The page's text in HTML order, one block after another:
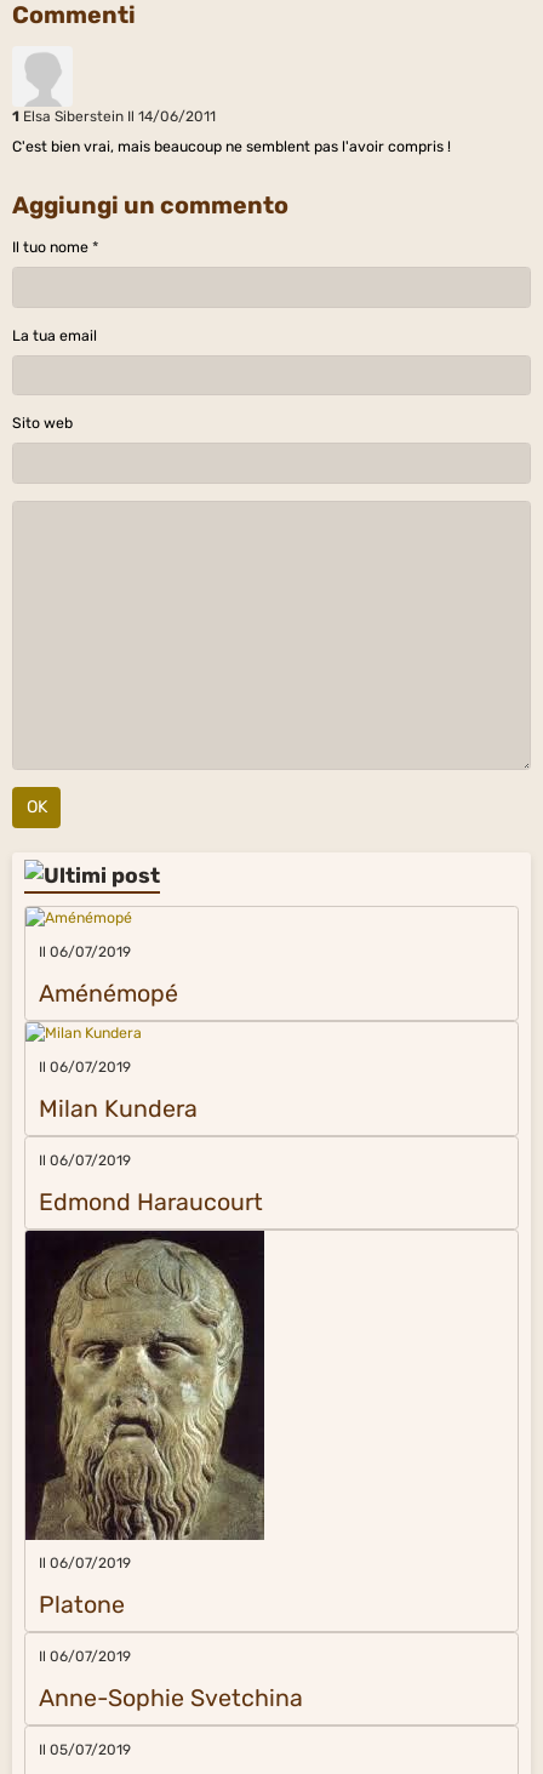
Commenti
1 Elsa Siberstein Il 14/06/2011
C'est bien vrai, mais beaucoup ne semblent pas l'avoir compris !
Aggiungi un commento
Il tuo nome
La tua email
Sito web
OK
Il 06/07/2019
Aménémopé
Il 06/07/2019
Milan Kundera
Il 06/07/2019
Edmond Haraucourt
Il 06/07/2019
Platone
Il 06/07/2019
Anne-Sophie Svetchina
Il 05/07/2019